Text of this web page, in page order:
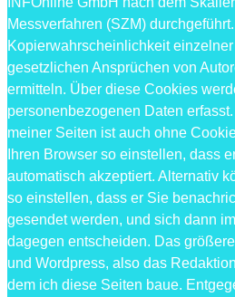
Messverfahren (SZM)
Kopierwahrscheinlichkeit
gesetzlichen Ansprüchen von
ermitteln. Über diese Cookies
personenbezogenen Daten
meiner Seiten ist auch ohne
Ihren Browser so einstellen, dass
automatisch akzeptiert. Alternativ
so einstellen, dass er Sie
gesendet werden, und sich dann
dagegen entscheiden. Das
und Wordpress, also das
dem ich diese Seiten baue.